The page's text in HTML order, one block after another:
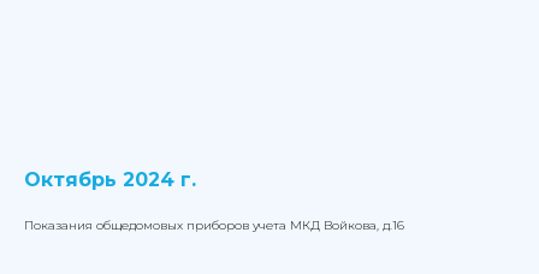
Октябрь 2024 г.
Показания общедомовых приборов учета МКД Войкова, д.16